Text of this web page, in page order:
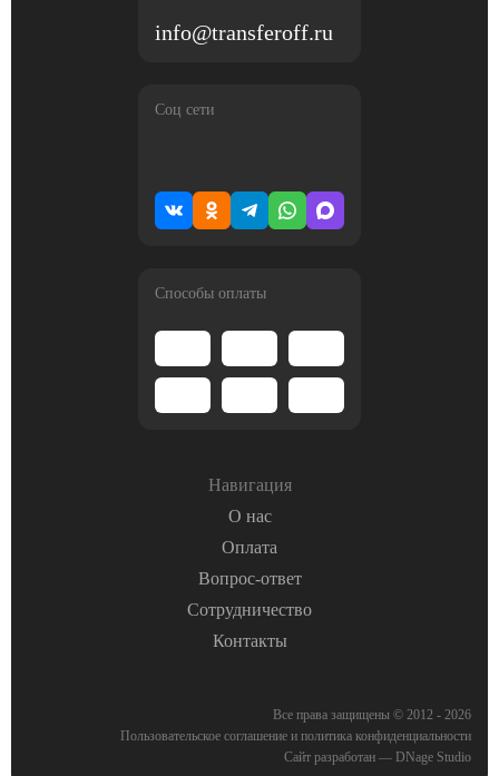
info@transferoff.ru
Соц сети
Способы оплаты
Навигация
О нас
Оплата
Вопрос-ответ
Сотрудничество
Контакты
Все права защищены © 2012 - 2026
Пользовательское соглашение и политика конфиденциальности
Сайт разработан — DNage Studio